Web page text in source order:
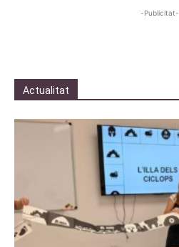
-Publicitat-
Actualitat